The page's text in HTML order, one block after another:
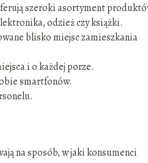
szeroki asortyment
odzież czy książki.
blisko miejsc zamieszkania
i o każdej porze.
smartfonów.
na sposób, w jaki konsumenci